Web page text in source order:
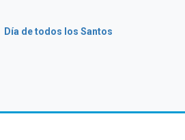
Día de todos los Santos